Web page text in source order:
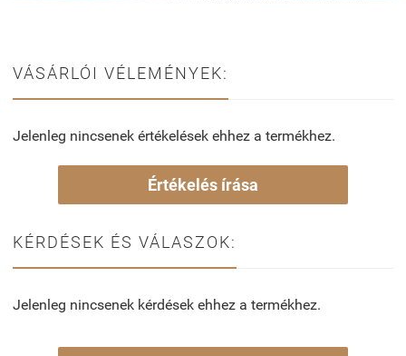
VÁSÁRLÓI VÉLEMÉNYEK:
Jelenleg nincsenek értékelések ehhez a termékhez.
Értékelés írása
KÉRDÉSEK ÉS VÁLASZOK:
Jelenleg nincsenek kérdések ehhez a termékhez.